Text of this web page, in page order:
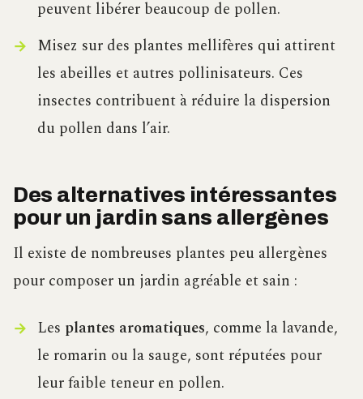
peuvent libérer beaucoup de pollen.
Misez sur des plantes mellifères qui attirent
les abeilles et autres pollinisateurs. Ces
insectes contribuent à réduire la dispersion
du pollen dans l’air.
Des alternatives intéressantes
pour un jardin sans allergènes
Il existe de nombreuses plantes peu allergènes
pour composer un jardin agréable et sain :
Les plantes aromatiques, comme la lavande,
le romarin ou la sauge, sont réputées pour
leur faible teneur en pollen.